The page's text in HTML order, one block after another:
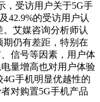
受访用户关于5G手
42.9%的受访用户认
艾媒咨询分析师认
期仍有差距，特别在
信号等因素，用户体
量增高也对用户体验
手机明显优越性的
对购置5G手机产品